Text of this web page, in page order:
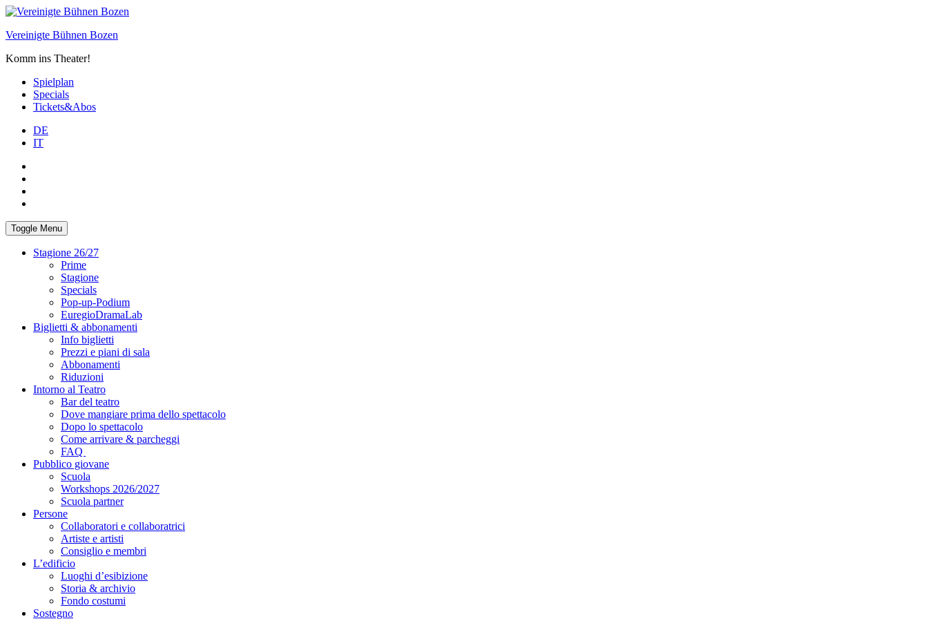
Skip
content
Vereinigte Bühnen Bozen
Komm ins Theater!
Spielplan
Specials
Tickets&Abos
DE
IT
Toggle Menu
Stagione 26/27
Prime
Stagione
Specials
Pop-up-Podium
EuregioDramaLab
Biglietti & abbonamenti
Info biglietti
Prezzi e piani di sala
Abbonamenti
Riduzioni
Intorno al Teatro
Bar del teatro
Dove mangiare prima dello spettacolo
Dopo lo spettacolo
Come arrivare & parcheggi
FAQ
Pubblico giovane
Scuola
Workshops 2026/2027
Scuola partner
Persone
Collaboratori e collaboratrici
Artiste e artisti
Consiglio e membri
L’edificio
Luoghi d’esibizione
Storia & archivio
Fondo costumi
Sostegno